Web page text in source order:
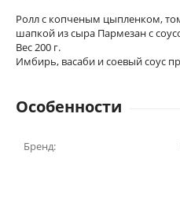
Ролл с копченым цыпленком,
шапкой из сыра Пармезан с
Вес 200 г.
Имбирь, васаби и соевый соус
Особенности
Бренд: